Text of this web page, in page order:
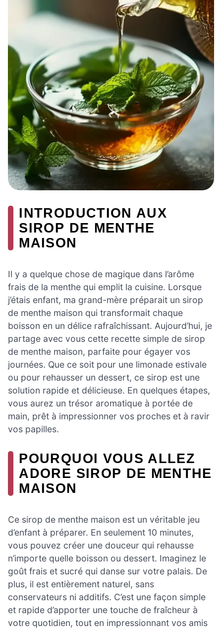
INTRODUCTION AUX
SIROP DE MENTHE
MAISON
Il y a quelque chose de magique dans l’arôme
frais de la menthe qui emplit la cuisine. Lorsque
j’étais enfant, ma grand-mère préparait un sirop
de menthe maison qui transformait chaque
boisson en un délice rafraîchissant. Aujourd’hui, je
partage avec vous cette recette simple de sirop
de menthe maison, parfaite pour égayer vos
journées. Que ce soit pour une limonade estivale
ou pour rehausser un dessert, ce sirop est une
solution rapide et délicieuse. En quelques étapes,
vous aurez un trésor aromatique à portée de
main, prêt à impressionner vos proches et à ravir
vos papilles.
POURQUOI VOUS ALLEZ
ADORE SIROP DE MENTHE
MAISON
Ce sirop de menthe maison est un véritable jeu
d’enfant à préparer. En seulement 10 minutes,
vous pouvez créer une douceur qui rehausse
n’importe quelle boisson ou dessert. Imaginez le
goût frais et sucré qui danse sur votre palais. De
plus, il est entièrement naturel, sans
conservateurs ni additifs. C’est une façon simple
et rapide d’apporter une touche de fraîcheur à
votre quotidien, tout en impressionnant vos amis